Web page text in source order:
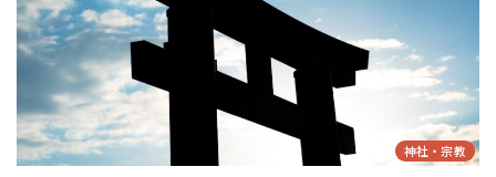
神社・宗教